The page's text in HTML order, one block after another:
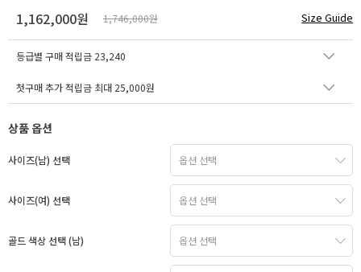
1,162,000원 1,746,000원 Size Guide
등급별 구매 적립금 23,240
첫구매 추가 적립금 최대 25,000원
상품 옵션
사이즈(남) 선택
사이즈(여) 선택
골드 색상 선택 (남)